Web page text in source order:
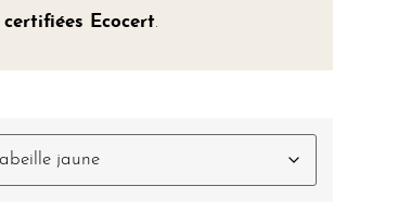
certifiées Ecocert.